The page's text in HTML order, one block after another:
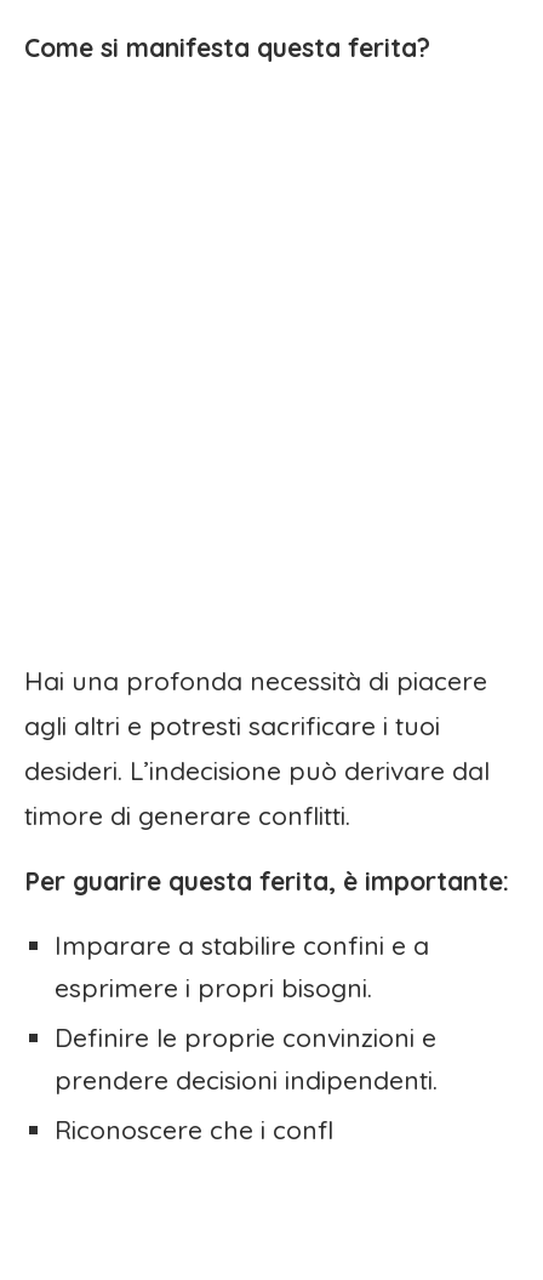
Come si manifesta questa ferita?
Hai una profonda necessità di piacere
agli altri e potresti sacrificare i tuoi
desideri. L’indecisione può derivare dal
timore di generare conflitti.
Per guarire questa ferita, è importante:
Imparare a stabilire confini e a
esprimere i propri bisogni.
Definire le proprie convinzioni e
prendere decisioni indipendenti.
Riconoscere che i confl